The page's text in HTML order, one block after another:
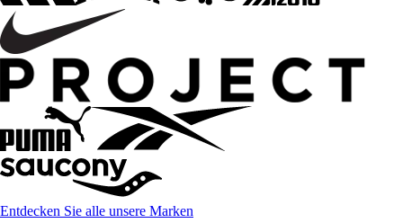
Entdecken Sie alle unsere Marken